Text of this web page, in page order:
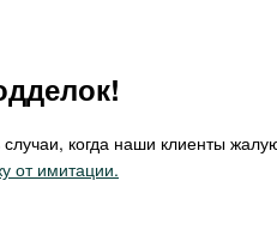
когда наши клиенты
от имитации.